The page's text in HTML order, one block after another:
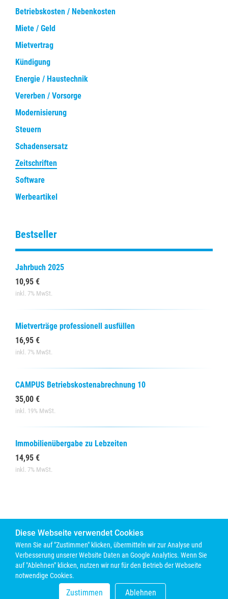
Betriebskosten / Nebenkosten
Miete / Geld
Mietvertrag
Kündigung
Energie / Haustechnik
Vererben / Vorsorge
Modernisierung
Steuern
Schadensersatz
Zeitschriften
Software
Werbeartikel
Bestseller
Jahrbuch 2025
10,95 €
inkl. 7% MwSt.
Mietverträge professionell ausfüllen
16,95 €
inkl. 7% MwSt.
CAMPUS Betriebskostenabrechnung 10
35,00 €
inkl. 19% MwSt.
Immobilienübergabe zu Lebzeiten
14,95 €
inkl. 7% MwSt.
Kontakt Vertrag kündigen
Vertrag widerrufen
Datenschutz Impressum
Diese Webseite verwendet Cookies
Wenn Sie auf "Zustimmen" klicken, übermitteln wir zur Analyse und
Verbesserung unserer Website Daten an Google Analytics. Wenn Sie
auf "Ablehnen" klicken, nutzen wir nur für den Betrieb der Webseite
notwendige Cookies.
Zustimmen Ablehnen